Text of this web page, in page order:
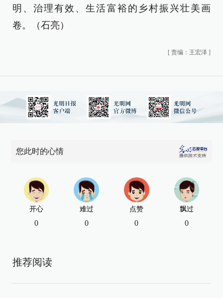
明、治理有效、生活富裕的乡村振兴壮美画
卷。（石亮）
[ 责编：王宏泽 ]
您此时的心情
开心
0
难过
0
点赞
0
飘过
0
推荐阅读